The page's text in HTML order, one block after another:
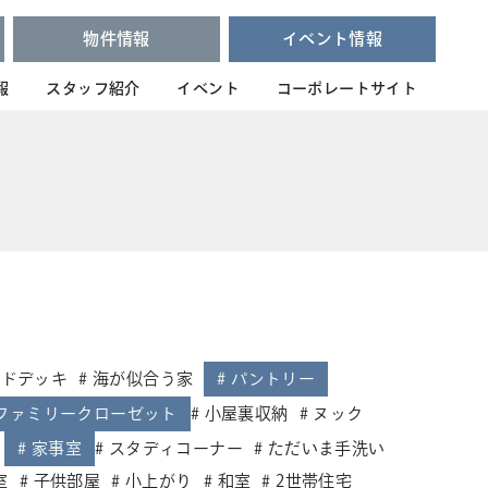
物件情報 イベント情報
スタッフ紹介 イベント コーポレートサイト
デッキ 海が似合う家 パントリー
ァミリークローゼット 小屋裏収納 ヌック
家事室 スタディコーナー
ただいま手洗い
子供部屋 小上がり 和室 2世帯住宅